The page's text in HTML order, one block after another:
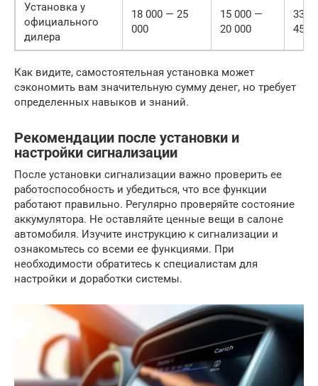
Установка у
официального
дилера
18 000 — 25
000
15 000 —
20 000
33
45
Как видите, самостоятельная установка может
сэкономить вам значительную сумму денег, но требует
определенных навыков и знаний.
Рекомендации после установки и
настройки сигнализации
После установки сигнализации важно проверить ее
работоспособность и убедиться, что все функции
работают правильно. Регулярно проверяйте состояние
аккумулятора. Не оставляйте ценные вещи в салоне
автомобиля. Изучите инструкцию к сигнализации и
ознакомьтесь со всеми ее функциями. При
необходимости обратитесь к специалистам для
настройки и доработки системы.